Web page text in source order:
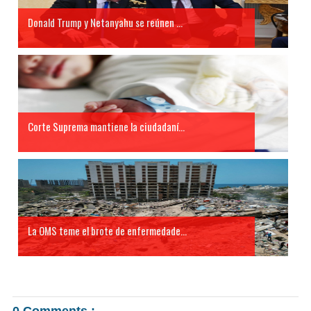
Donald Trump y Netanyahu se reúnen ...
Corte Suprema mantiene la ciudadaní...
La OMS teme el brote de enfermedade...